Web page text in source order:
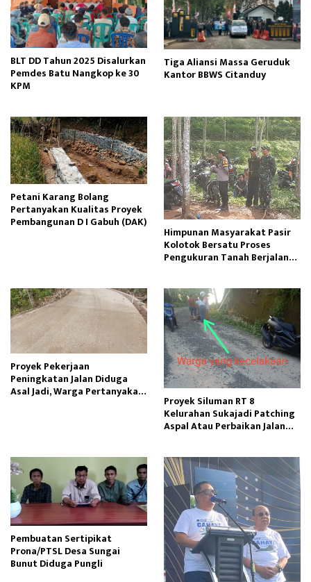
BLT DD Tahun 2025 Disalurkan
Pemdes Batu Nangkop ke 30
KPM
Tiga Aliansi Massa Geruduk
Kantor BBWS Citanduy
Petani Karang Bolang
Pertanyakan Kualitas Proyek
Pembangunan D I Gabuh (DAK)
Himpunan Masyarakat Pasir
Kolotok Bersatu Proses
Pengukuran Tanah Berjalan
Proyek Pekerjaan
Peningkatan Jalan Diduga
Asal Jadi, Warga Pertanyakan
Proyek Siluman RT 8
Kelurahan Sukajadi Patching
Aspal Atau Perbaikan Jalan
Pembuatan Sertipikat
Prona/PTSL Desa Sungai
Bunut Diduga Pungli